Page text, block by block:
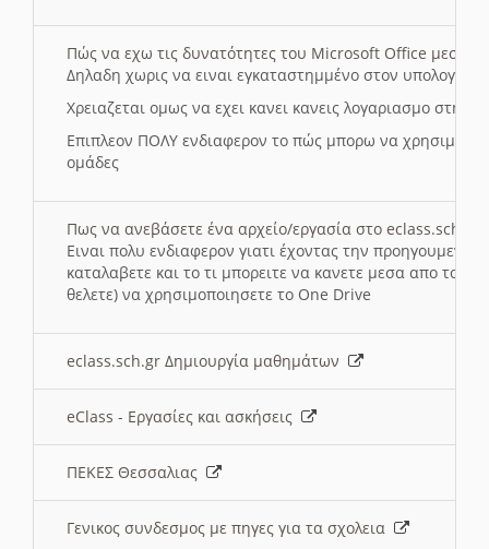
Πώς να εχω τις δυνατότητες του Microsoft Office μεσω
Δηλαδη χωρις να ειναι εγκαταστημμένο στον
Χρειαζεται ομως να εχει κανει κανεις λογαριασμο στη
Επιπλεον ΠΟΛΥ ενδιαφερον το πώς μπορω να
ομάδες
Πως να ανεβάσετε ένα αρχείο/εργασία στο eclass.sch.gr
Ειναι πολυ ενδιαφερον γιατι έχοντας την
καταλαβετε και το τι μπορειτε να κανετε μεσα απο το
θελετε) να χρησιμοποιησετε το One Drive
eclass.sch.gr Δημιουργία μαθημάτων
eClass - Εργασίες και ασκήσεις
ΠΕΚΕΣ Θεσσαλιας
Γενικος συνδεσμος με πηγες για τα σχολεια